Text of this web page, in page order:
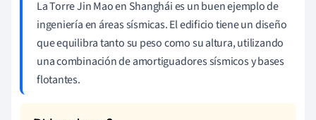
La Torre Jin Mao en Shanghái es un buen ejemplo de
ingeniería en áreas sísmicas. El edificio tiene un diseño
que equilibra tanto su peso como su altura, utilizando
una combinación de amortiguadores sísmicos y bases
flotantes.